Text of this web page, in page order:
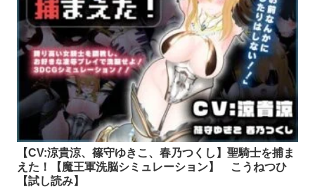
【CV:涼貴涼、篠守ゆきこ、春乃つくし】聖騎士を捕ま
えた！【魔王軍洗脳シミュレーション】 こうねつひ
【試し読み】